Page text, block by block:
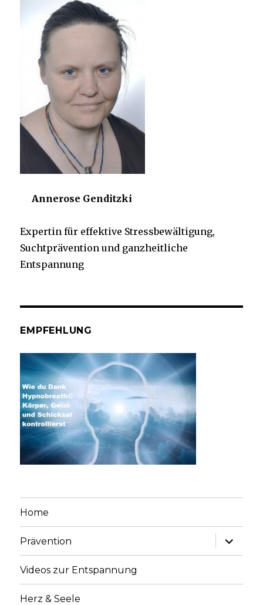
Annerose Genditzki
Expertin für effektive Stressbewältigung,
Suchtprävention und ganzheitliche
Entspannung
EMPFEHLUNG
Home
Prävention
Videos zur Entspannung
Herz & Seele